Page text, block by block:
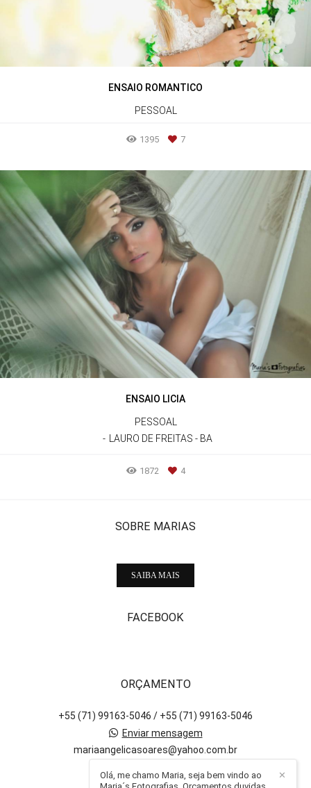
ENSAIO ROMANTICO
PESSOAL
1395 7
ENSAIO LICIA
PESSOAL
LAURO DE FREITAS - BA
1872 4
SOBRE MARIAS
SAIBA MAIS
FACEBOOK
ORÇAMENTO
+55 (71) 99163-5046 / +55 (71) 99163-5046
Enviar mensagem
mariaangelicasoares@yahoo.com.br
✕
Olá, me chamo Maria, seja bem vindo ao